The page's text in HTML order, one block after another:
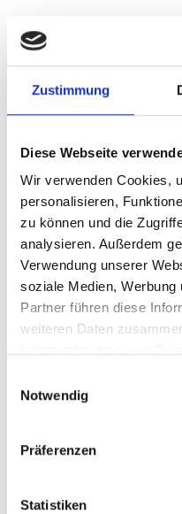
Zustimmung
Diese Webseite
Wir verwenden Cookies,
personalisieren,
zu können und die
analysieren. Außerdem
Verwendung unserer
soziale Medien, Werbung
Partner führen diese
weiteren Daten
Notwendig
Präferenzen
Statistiken